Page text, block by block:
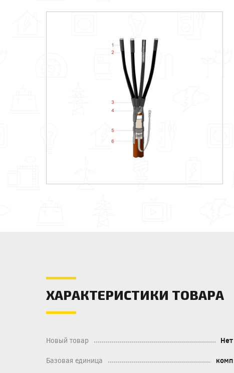
ХАРАКТЕРИСТИКИ ТОВАРА
Новый товар Нет
Базовая единица комп